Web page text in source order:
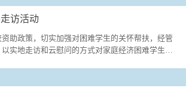
团结、欢乐”的宗旨，重点突出协作性与趣味性，设
”两个特色项目。“齐心协力”项目作为考验...
访活动
助政策，切实加强对困难学生的关怀帮扶，经管
实地走访和云慰问的方式对家庭经济困难学生进
困难等；全面介绍了国家的资助政策和校院的帮
。辅导员老师向家长反馈了学生在校期间的学